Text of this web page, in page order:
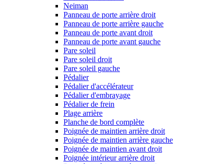
Neiman
Panneau de porte arrière droit
Panneau de porte arrière gauche
Panneau de porte avant droit
Panneau de porte avant gauche
Pare soleil
Pare soleil droit
Pare soleil gauche
Pédalier
Pédalier d'accélérateur
Pédalier d'embrayage
Pédalier de frein
Plage arrière
Planche de bord complète
Poignée de maintien arrière droit
Poignée de maintien arrière gauche
Poignée de maintien avant droit
Poignée intérieur arrière droit